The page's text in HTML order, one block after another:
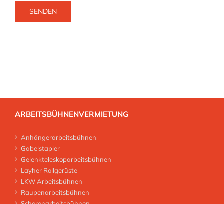
ARBEITSBÜHNENVERMIETUNG
Anhängerarbeitsbühnen
Gabelstapler
Gelenkteleskoparbeitsbühnen
Layher Rollgerüste
LKW Arbeitsbühnen
Raupenarbeitsbühnen